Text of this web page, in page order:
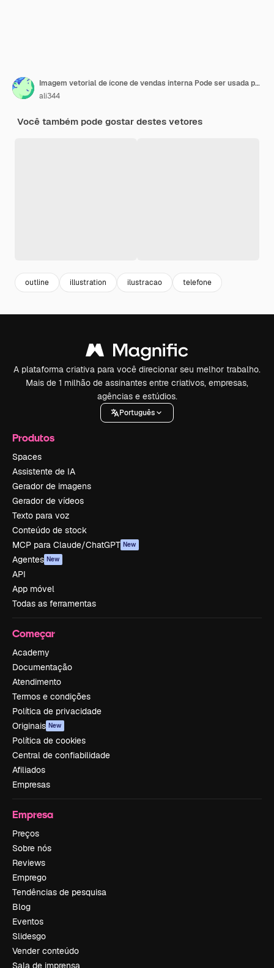
Imagem vetorial de ícone de vendas interna Pode ser usada para Vendas
ali344
Você também pode gostar destes vetores
outline illustration ilustracao telefone
A plataforma criativa para você direcionar seu melhor trabalho.
Mais de 1 milhão de assinantes entre criativos, empresas,
agências e estúdios.
Português
Produtos
Spaces
Assistente de IA
Gerador de imagens
Gerador de vídeos
Texto para voz
Conteúdo de stock
MCP para Claude/ChatGPT New
Agentes New
API
App móvel
Todas as ferramentas
Começar
Academy
Documentação
Atendimento
Termos e condições
Política de privacidade
Originais New
Política de cookies
Central de confiabilidade
Afiliados
Empresas
Empresa
Preços
Sobre nós
Reviews
Emprego
Tendências de pesquisa
Blog
Eventos
Slidesgo
Vender conteúdo
Sala de imprensa